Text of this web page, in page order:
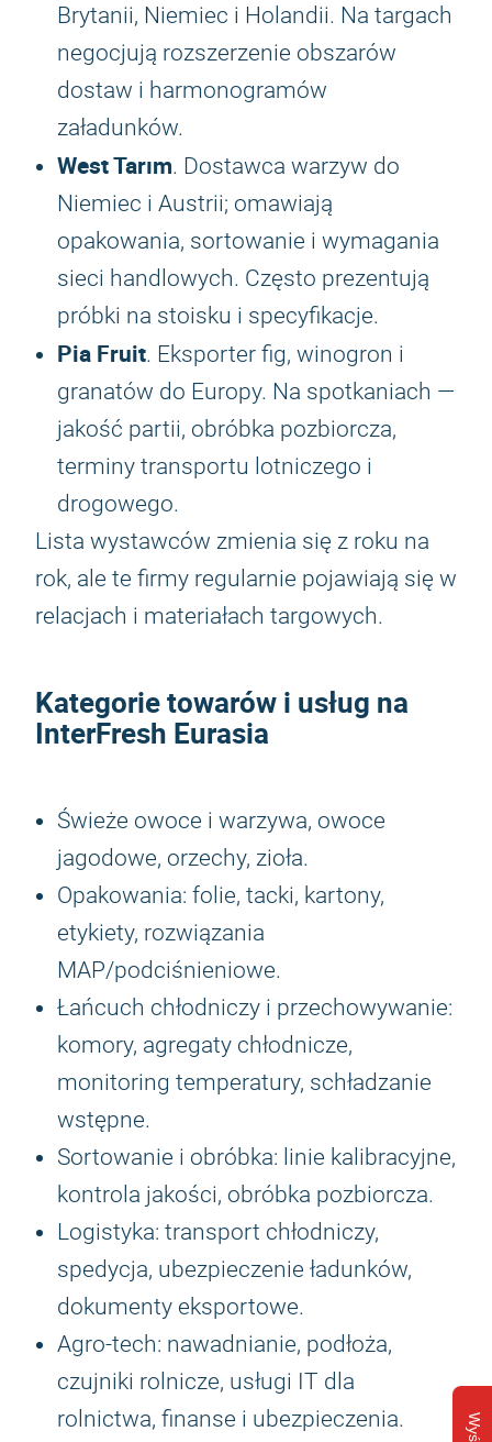
Brytanii, Niemiec i Holandii. Na targach
negocjują rozszerzenie obszarów
dostaw i harmonogramów
załadunków.
West Tarım. Dostawca warzyw do
Niemiec i Austrii; omawiają
opakowania, sortowanie i wymagania
sieci handlowych. Często prezentują
próbki na stoisku i specyfikacje.
Pia Fruit. Eksporter fig, winogron i
granatów do Europy. Na spotkaniach —
jakość partii, obróbka pozbiorcza,
terminy transportu lotniczego i
drogowego.
Lista wystawców zmienia się z roku na
rok, ale te firmy regularnie pojawiają się w
relacjach i materiałach targowych.
Kategorie towarów i usług na
InterFresh Eurasia
Świeże owoce i warzywa, owoce
jagodowe, orzechy, zioła.
Opakowania: folie, tacki, kartony,
etykiety, rozwiązania
MAP/podciśnieniowe.
Łańcuch chłodniczy i przechowywanie:
komory, agregaty chłodnicze,
monitoring temperatury, schładzanie
wstępne.
Sortowanie i obróbka: linie kalibracyjne,
kontrola jakości, obróbka pozbiorcza.
Logistyka: transport chłodniczy,
spedycja, ubezpieczenie ładunków,
dokumenty eksportowe.
Agro-tech: nawadnianie, podłoża,
czujniki rolnicze, usługi IT dla
rolnictwa, finanse i ubezpieczenia.